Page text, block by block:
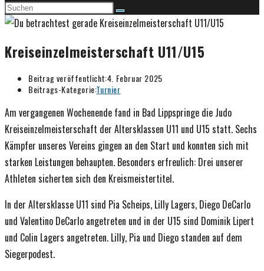
Kreiseinzelmeisterschaft U11/U15
Beitrag veröffentlicht:4. Februar 2025
Beitrags-Kategorie:Turnier
Am vergangenen Wochenende fand in Bad Lippspringe die Judo
Kreiseinzelmeisterschaft der Altersklassen U11 und U15 statt. Sechs
Kämpfer unseres Vereins gingen an den Start und konnten sich mit
starken Leistungen behaupten. Besonders erfreulich: Drei unserer
Athleten sicherten sich den Kreismeistertitel.
In der Altersklasse U11 sind Pia Scheips, Lilly Lagers, Diego DeCarlo
und Valentino DeCarlo angetreten und in der U15 sind Dominik Lipert
und Colin Lagers angetreten. Lilly, Pia und Diego standen auf dem
Siegerpodest.